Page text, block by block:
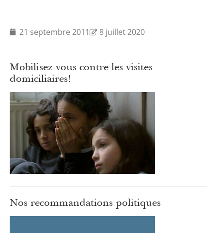
21 septembre 2011 8 juillet 2020
Mobilisez-vous contre les visites
domiciliaires!
Nos recommandations politiques